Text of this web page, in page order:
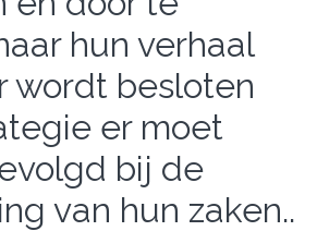
hun verhaal
wordt besloten
er moet
bij de
van hun zaken..